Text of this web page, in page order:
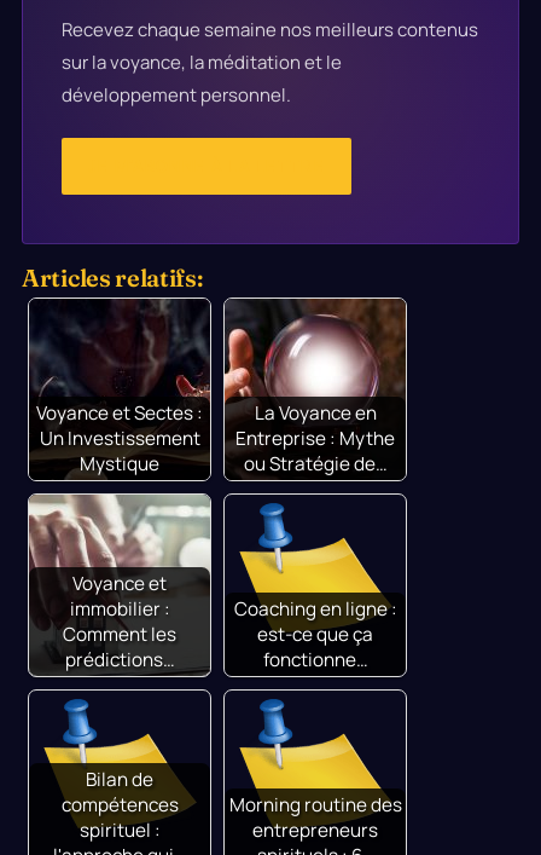
Recevez chaque semaine nos meilleurs contenus
sur la voyance, la méditation et le
développement personnel.
Articles relatifs:
Voyance et Sectes :
Un Investissement
Mystique
La Voyance en
Entreprise : Mythe
ou Stratégie de…
Voyance et
immobilier :
Comment les
prédictions…
Coaching en ligne :
est-ce que ça
fonctionne…
Bilan de
compétences
spirituel :
Morning routine des
entrepreneurs